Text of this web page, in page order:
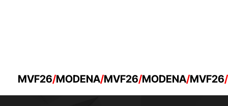
MVF26 MODENA MVF26 MODENA MVF26